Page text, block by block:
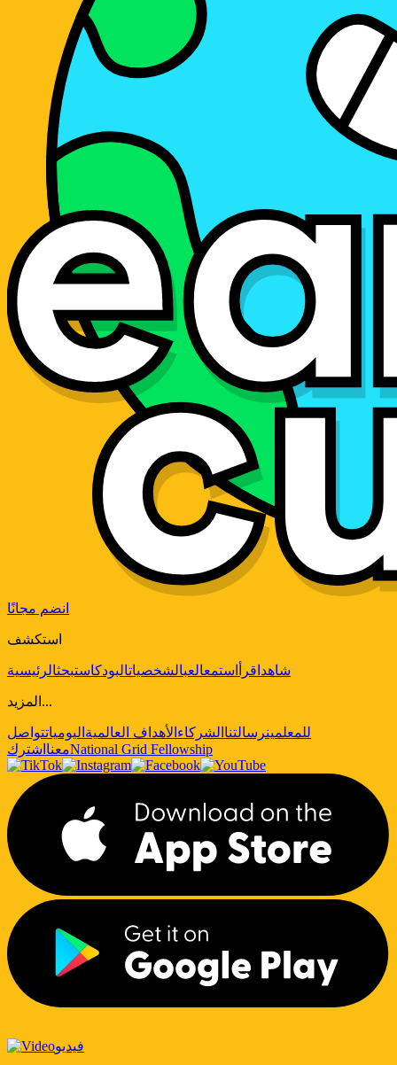
انضم مجانًا
استكشف
شاهد اقرأ استمعالعبالشخصياتالبودكاستبحثالرئيسية
المزيد...
للمعلمينرسالتنا الشركاء الأهداف العالمية اليومياتتواصل
معنا اشترك National Grid Fellowship
فيديو